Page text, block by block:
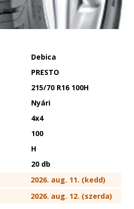
Debica
PRESTO
215/70 R16 100H
Nyári
4x4
100
H
20 db
2026. aug. 11. (kedd)
2026. aug. 12. (szerda)